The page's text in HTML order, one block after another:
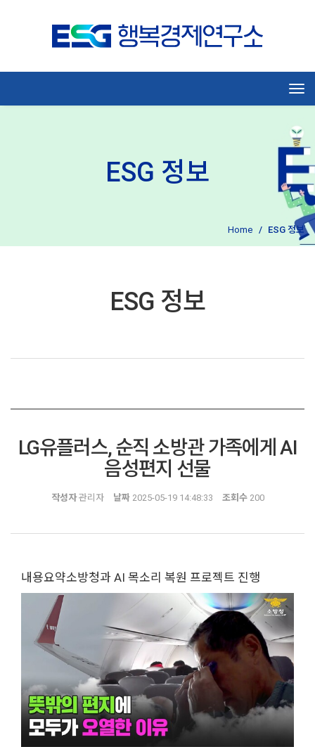
ESG 정보
ESG 정보
Home ESG 정보
LG유플러스, 순직 소방관 가족에게 AI
음성편지 선물
작성자관리자 날짜2025-05-19 14:48:33 조회수200
내용요약소방청과 AI 목소리 복원 프로젝트 진행